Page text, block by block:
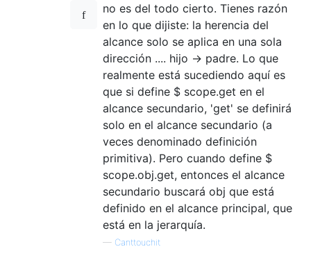
no es del todo cierto. Tienes razón
en lo que dijiste: la herencia del
alcance solo se aplica en una sola
dirección .... hijo -> padre. Lo que
realmente está sucediendo aquí es
que si define $ scope.get en el
alcance secundario, 'get' se definirá
solo en el alcance secundario (a
veces denominado definición
primitiva). Pero cuando define $
scope.obj.get, entonces el alcance
secundario buscará obj que está
definido en el alcance principal, que
está en la jerarquía.
— Canttouchit